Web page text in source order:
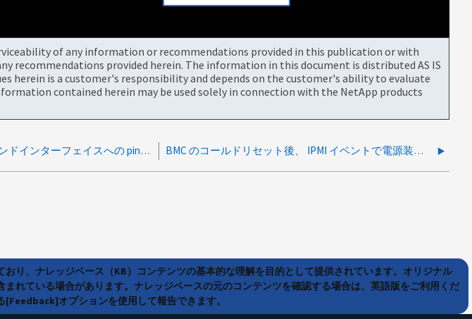
of any information or recommendations provided in this publication or with
recommendations provided herein. The information in this document is distributed AS IS
is a customer's responsibility and depends on the customer's ability to evaluate
contained herein may be used solely in connection with the NetApp products
Element のアウトオブバンドインターフェイスへの ping 損失 BMC のコールドリセット後、 IPMI イベントで電源装置に「 Config Error/Redundancy Lost 」（設定エラー / 冗長性が失われました）と表示される
り、ナレッジベース（KB）コンテンツの基本的な理解を目的として提供されています。オリジナル
れている場合があります。ナレッジベースの元のコンテンツを確認する場合は、英語版をご利用くだ
オプションを使用して報告できます。